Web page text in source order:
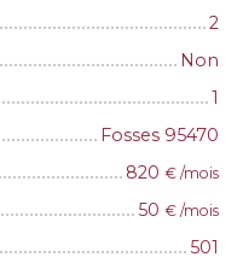
2
Non
1
Fosses 95470
820 € /mois
50 € /mois
501